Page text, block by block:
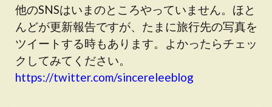
他のSNSはいまのところやっていません。ほと
んどが更新報告ですが、たまに旅行先の写真を
ツイートする時もあります。よかったらチェッ
クしてみてください。
https://twitter.com/sincereleeblog